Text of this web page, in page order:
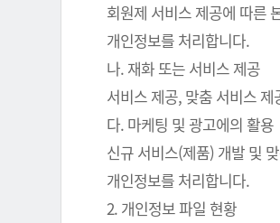
회원제 서비스 제공에 따른
개인정보를 처리합니다.
나. 재화 또는 서비스 제공
서비스 제공, 맞춤 서비스
다. 마케팅 및 광고에의 활용
신규 서비스(제품) 개발 및
개인정보를 처리합니다.
2. 개인정보 파일 현황